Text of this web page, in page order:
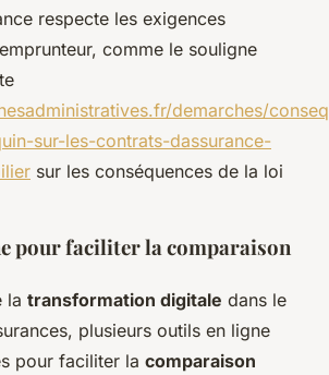
respecte les exigences
comme le souligne
demarches/
sur-les-contrats-dassurance-
sur les conséquences de la loi
pour faciliter la comparaison
la transformation digitale dans le
plusieurs outils en ligne
pour faciliter la comparaison